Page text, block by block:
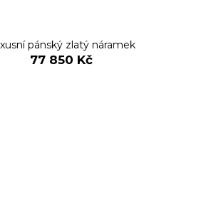
pánský zlatý náramek
77 850 Kč